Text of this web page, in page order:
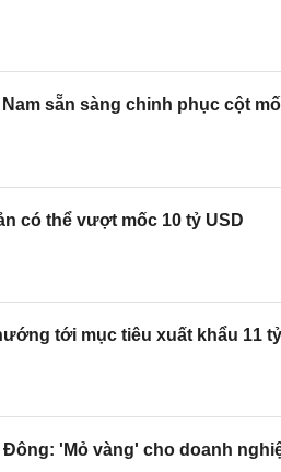
Nam sẵn sàng chinh phục cột
có thể vượt mốc 10 tỷ USD
tới mục tiêu xuất khẩu 11
'Mỏ vàng' cho doanh